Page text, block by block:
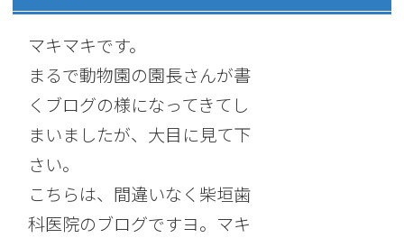
マキマキです。
まるで動物園の園長さんが書
くブログの様になってきてし
まいましたが、大目に見て下
さい。
こちらは、間違いなく柴垣歯
科医院のブログですヨ。マキ